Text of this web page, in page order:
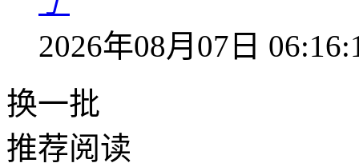
2026年08月07日
换一批
推荐阅读